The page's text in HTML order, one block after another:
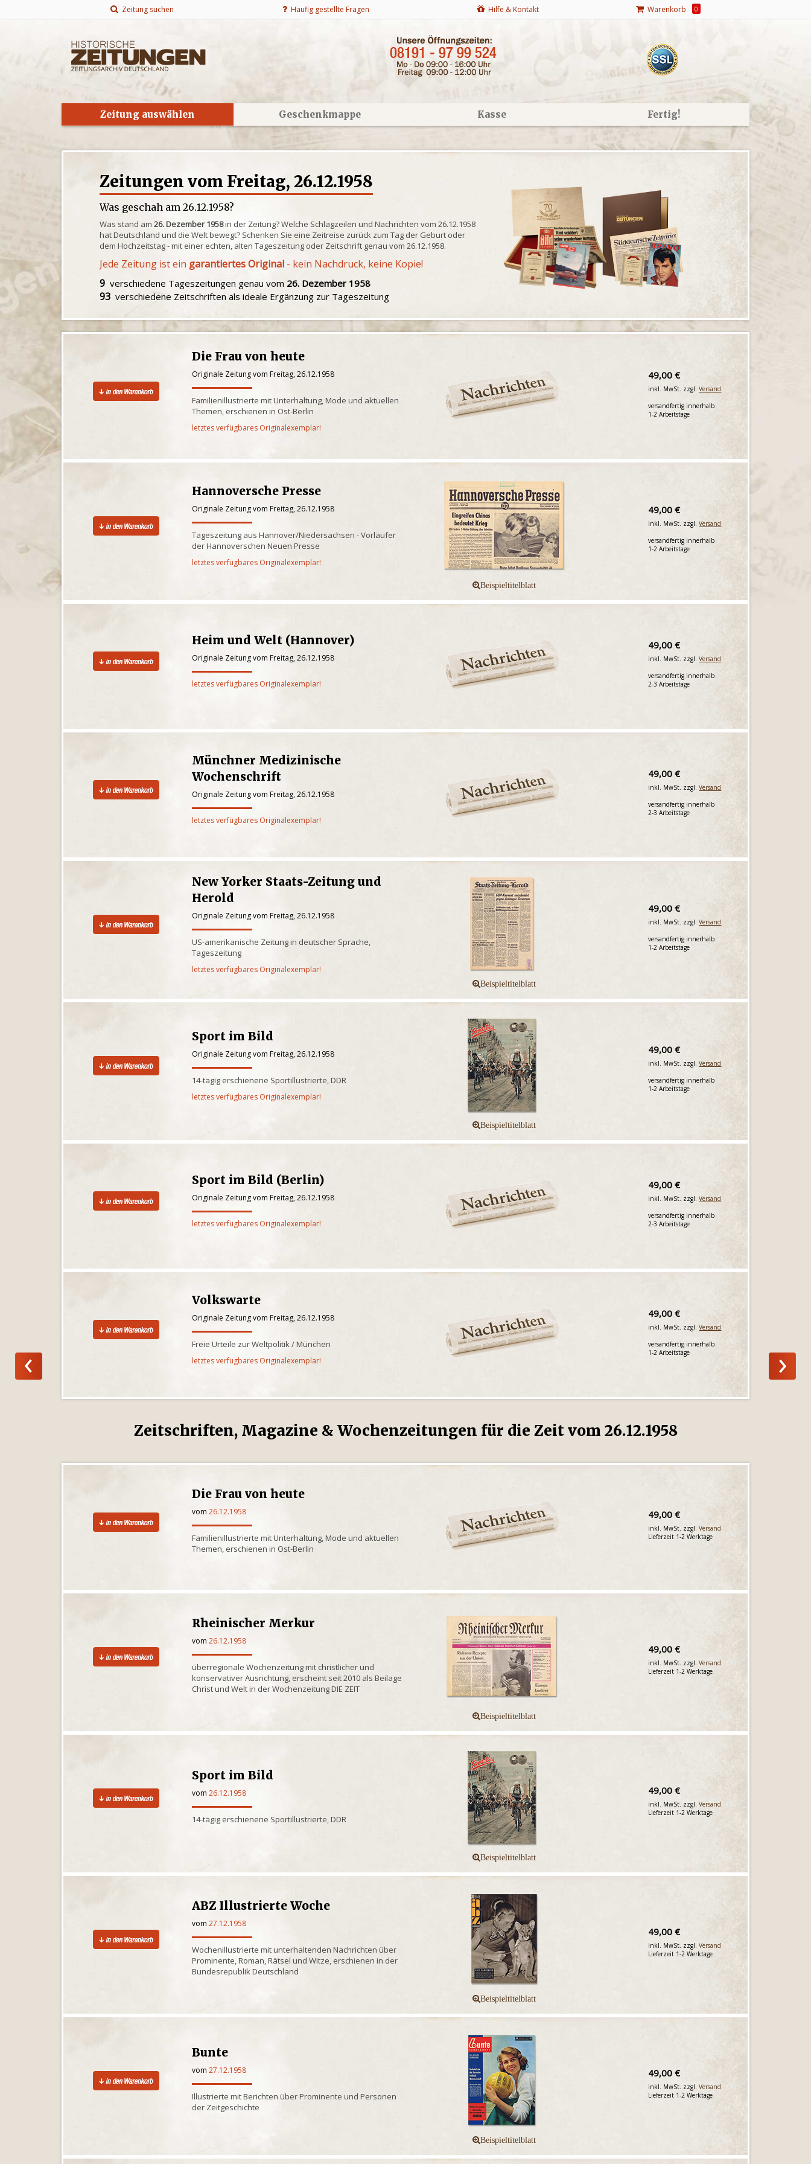
Zeitung suchen Häufig gestellte Fragen Hilfe & Kontakt Warenkorb 0
Zeitung auswählen Geschenkmappe Kasse Fertig!
Zeitungen vom Freitag, 26.12.1958
Was geschah am 26.12.1958?
Was stand am26. Dezember 1958in der Zeitung? Welche Schlagzeilen und Nachrichten vom 26.12.1958
hat Deutschland und die Welt bewegt? Schenken Sie eine Zeitreise zurück zum Tag der Geburt oder
dem Hochzeitstag - mit einer echten, alten Tageszeitung oder Zeitschrift genau vom 26.12.1958.
Jede Zeitung ist ein garantiertes Original - kein Nachdruck, keine Kopie!
9 verschiedene Tageszeitungen genau vom 26. Dezember 1958
93 verschiedene Zeitschriften als ideale Ergänzung zur Tageszeitung
Die Frau von heute
Originale Zeitung vom Freitag, 26.12.1958
Familienillustrierte mit Unterhaltung, Mode und aktuellen
Themen, erschienen in Ost-Berlin
letztes verfügbares Originalexemplar!
49,00 €
inkl. MwSt. zzgl.Versand
versandfertig innerhalb
1-2 Arbeitstage
Hannoversche Presse
Originale Zeitung vom Freitag, 26.12.1958
Tageszeitung aus Hannover/Niedersachsen - Vorläufer
der Hannoverschen Neuen Presse
letztes verfügbares Originalexemplar!
49,00 €
inkl. MwSt. zzgl.Versand
versandfertig innerhalb
1-2 Arbeitstage
Heim und Welt (Hannover)
Originale Zeitung vom Freitag, 26.12.1958
letztes verfügbares Originalexemplar!
49,00 €
inkl. MwSt. zzgl.Versand
versandfertig innerhalb
2-3 Arbeitstage
Münchner Medizinische
Wochenschrift
Originale Zeitung vom Freitag, 26.12.1958
letztes verfügbares Originalexemplar!
49,00 €
inkl. MwSt. zzgl.Versand
versandfertig innerhalb
2-3 Arbeitstage
New Yorker Staats-Zeitung und
Herold
Originale Zeitung vom Freitag, 26.12.1958
US-amerikanische Zeitung in deutscher Sprache,
Tageszeitung
letztes verfügbares Originalexemplar!
49,00 €
inkl. MwSt. zzgl.Versand
versandfertig innerhalb
1-2 Arbeitstage
Sport im Bild
Originale Zeitung vom Freitag, 26.12.1958
14-tägig erschienene Sportillustrierte, DDR
letztes verfügbares Originalexemplar!
49,00 €
inkl. MwSt. zzgl.Versand
versandfertig innerhalb
1-2 Arbeitstage
Sport im Bild (Berlin)
Originale Zeitung vom Freitag, 26.12.1958
letztes verfügbares Originalexemplar!
49,00 €
inkl. MwSt. zzgl.Versand
versandfertig innerhalb
2-3 Arbeitstage
Volkswarte
Originale Zeitung vom Freitag, 26.12.1958
Freie Urteile zur Weltpolitik / München
letztes verfügbares Originalexemplar!
49,00 €
inkl. MwSt. zzgl.Versand
versandfertig innerhalb
1-2 Arbeitstage
Zeitschriften, Magazine & Wochenzeitungen für die Zeit vom 26.12.1958
Die Frau von heute
vom26.12.1958
Familienillustrierte mit Unterhaltung, Mode und aktuellen
Themen, erschienen in Ost-Berlin
49,00 €
inkl. MwSt. zzgl.Versand
Lieferzeit 1-2 Werktage
Rheinischer Merkur
vom26.12.1958
überregionale Wochenzeitung mit christlicher und
konservativer Ausrichtung, erscheint seit 2010 als Beilage
Christ und Welt in der Wochenzeitung DIE ZEIT
49,00 €
inkl. MwSt. zzgl.Versand
Lieferzeit 1-2 Werktage
Sport im Bild
vom26.12.1958
14-tägig erschienene Sportillustrierte, DDR
49,00 €
inkl. MwSt. zzgl.Versand
Lieferzeit 1-2 Werktage
ABZ Illustrierte Woche
vom27.12.1958
Wochenillustrierte mit unterhaltenden Nachrichten über
Prominente, Roman, Rätsel und Witze, erschienen in der
Bundesrepublik Deutschland
49,00 €
inkl. MwSt. zzgl.Versand
Lieferzeit 1-2 Werktage
Bunte
vom27.12.1958
Illustrierte mit Berichten über Prominente und Personen
der Zeitgeschichte
49,00 €
inkl. MwSt. zzgl.Versand
Lieferzeit 1-2 Werktage